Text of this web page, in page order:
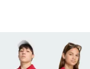
hinzufügen